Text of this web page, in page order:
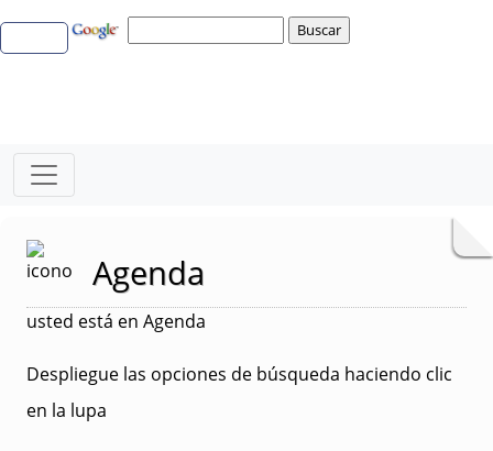
Agenda
usted está en Agenda
Despliegue las opciones de búsqueda haciendo clic
en la lupa